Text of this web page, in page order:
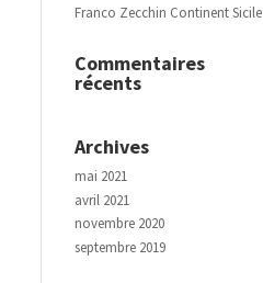
Franco Zecchin Continent Sicile
Commentaires
récents
Archives
mai 2021
avril 2021
novembre 2020
septembre 2019